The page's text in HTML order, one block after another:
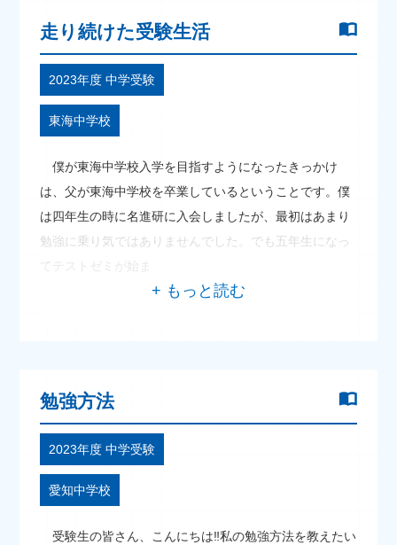
走り続けた受験生活
2023年度 中学受験
東海中学校
僕が東海中学校入学を目指すようになったきっかけ
は、父が東海中学校を卒業しているということです。僕
は四年生の時に名進研に入会しましたが、最初はあまり
勉強に乗り気ではありませんでした。でも五年生になっ
てテストゼミが始ま
勉強方法
2023年度 中学受験
愛知中学校
受験生の皆さん、こんにちは‼私の勉強方法を教えたい